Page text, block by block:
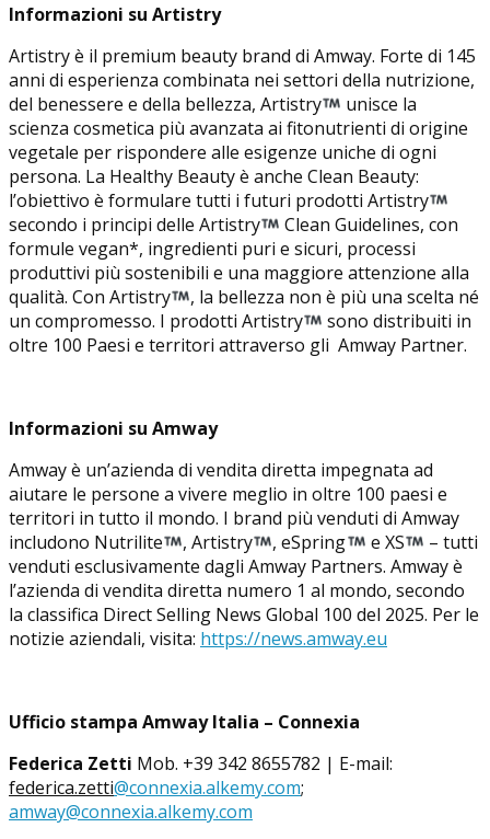
Informazioni su Artistry
Artistry è il premium beauty brand di Amway. Forte di 145
anni di esperienza combinata nei settori della nutrizione,
del benessere e della bellezza, Artistry
unisce la
scienza cosmetica più avanzata ai fitonutrienti di origine
vegetale per rispondere alle esigenze uniche di ogni
persona. La Healthy Beauty è anche Clean Beauty:
l’obiettivo è formulare tutti i futuri prodotti Artistry
secondo i principi delle Artistry
Clean Guidelines, con
formule vegan*, ingredienti puri e sicuri, processi
produttivi più sostenibili e una maggiore attenzione alla
qualità. Con Artistry
, la bellezza non è più una scelta né
un compromesso. I prodotti Artistry
sono distribuiti in
oltre 100 Paesi e territori attraverso gli Amway Partner.
Informazioni su Amway
Amway è un’azienda di vendita diretta impegnata ad
aiutare le persone a vivere meglio in oltre 100 paesi e
territori in tutto il mondo. I brand più venduti di Amway
includono Nutrilite
, Artistry , eSpring e XS
– tutti
venduti esclusivamente dagli Amway Partners. Amway è
l’azienda di vendita diretta numero 1 al mondo, secondo
la classifica Direct Selling News Global 100 del 2025. Per le
notizie aziendali, visita: https://news.amway.eu
Ufficio stampa Amway Italia – Connexia
Federica Zetti Mob. +39 342 8655782 | E-mail:
federica.zetti@connexia.alkemy.com;
amway@connexia.alkemy.com